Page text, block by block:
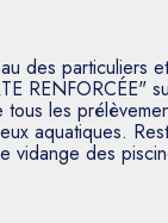
des particuliers
RENFORCÉE"
les
aquatiques.
vidange des